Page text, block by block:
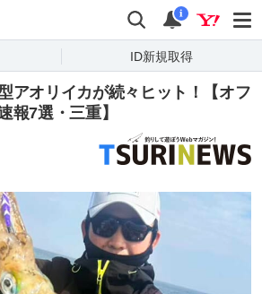
検索 通知
i
ID新規取得
アオリイカが続々ヒット！【オフ
報7選・三重】